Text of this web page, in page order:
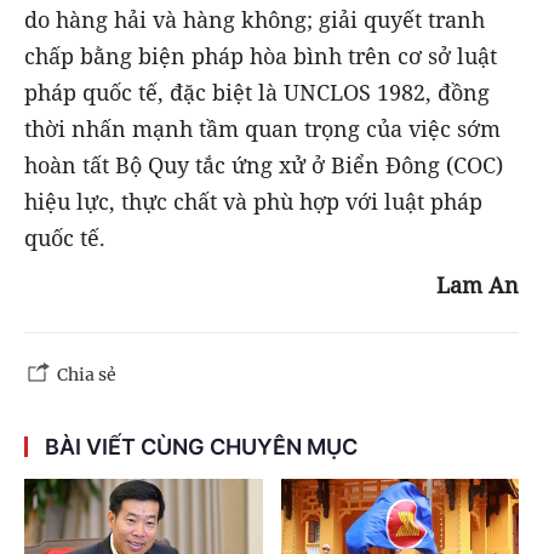
do hàng hải và hàng không; giải quyết tranh
chấp bằng biện pháp hòa bình trên cơ sở luật
pháp quốc tế, đặc biệt là UNCLOS 1982, đồng
thời nhấn mạnh tầm quan trọng của việc sớm
hoàn tất Bộ Quy tắc ứng xử ở Biển Đông (COC)
hiệu lực, thực chất và phù hợp với luật pháp
quốc tế.
Lam An
Chia sẻ
BÀI VIẾT CÙNG CHUYÊN MỤC